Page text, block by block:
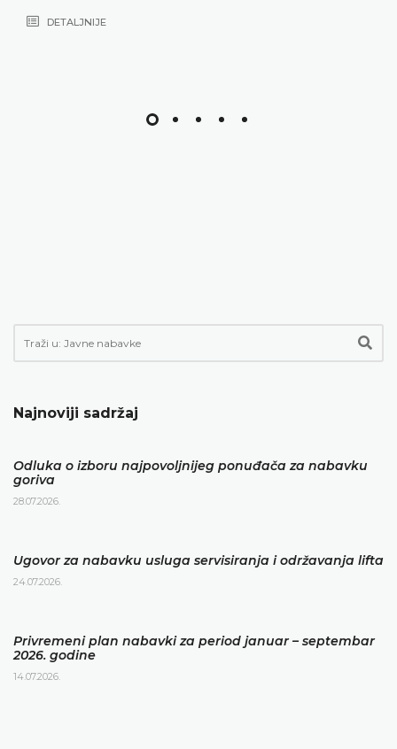
DETALJNIJE
Najnoviji sadržaj
Odluka o izboru najpovoljnijeg ponuđača za nabavku
goriva
28.07.2026.
Ugovor za nabavku usluga servisiranja i održavanja lifta
24.07.2026.
Privremeni plan nabavki za period januar – septembar
2026. godine
14.07.2026.